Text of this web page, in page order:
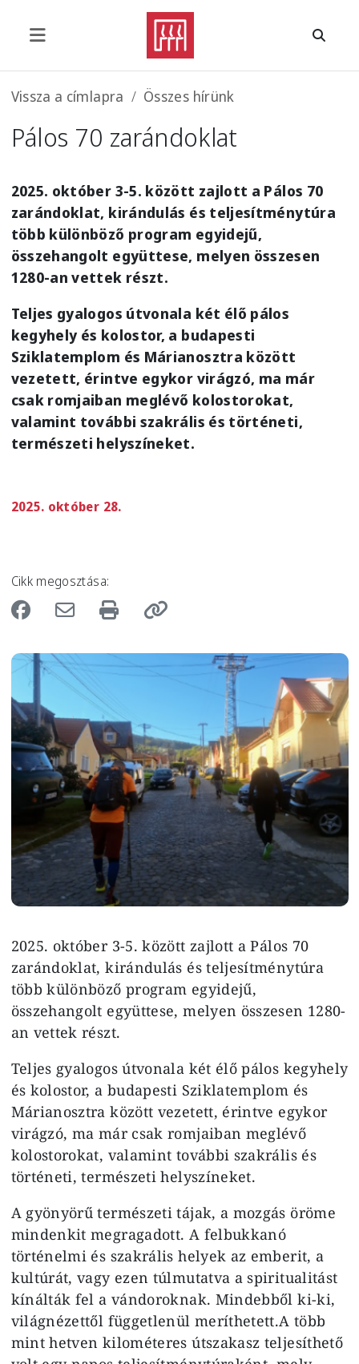
Morzsa
Vissza a címlapra Összes hírünk
Pálos 70 zarándoklat
2025. október 3-5. között zajlott a Pálos 70
zarándoklat, kirándulás és teljesítménytúra
több különböző program egyidejű,
összehangolt együttese, melyen összesen
1280-an vettek részt.
Teljes gyalogos útvonala két élő pálos
kegyhely és kolostor, a budapesti
Sziklatemplom és Márianosztra között
vezetett, érintve egykor virágzó, ma már
csak romjaiban meglévő kolostorokat,
valamint további szakrális és történeti,
természeti helyszíneket.
2025. október 28.
Cikk megosztása:
Image
2025. október 3-5. között zajlott a Pálos 70
zarándoklat, kirándulás és teljesítménytúra
több különböző program egyidejű,
összehangolt együttese, melyen összesen 1280-
an vettek részt.
Teljes gyalogos útvonala két élő pálos kegyhely
és kolostor, a budapesti Sziklatemplom és
Márianosztra között vezetett, érintve egykor
virágzó, ma már csak romjaiban meglévő
kolostorokat, valamint további szakrális és
történeti, természeti helyszíneket.
A gyönyörű természeti tájak, a mozgás öröme
mindenkit megragadott. A felbukkanó
történelmi és szakrális helyek az emberit, a
kultúrát, vagy ezen túlmutatva a spiritualitást
kínálták fel a vándoroknak. Mindebből ki-ki,
világnézettől függetlenül meríthetett.A több
mint hetven kilométeres útszakasz teljesíthető